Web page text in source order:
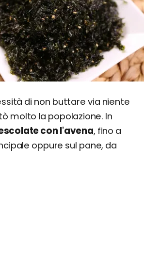
di non buttare via niente
molto la popolazione. In
con l'avena, fino a
oppure sul pane, da